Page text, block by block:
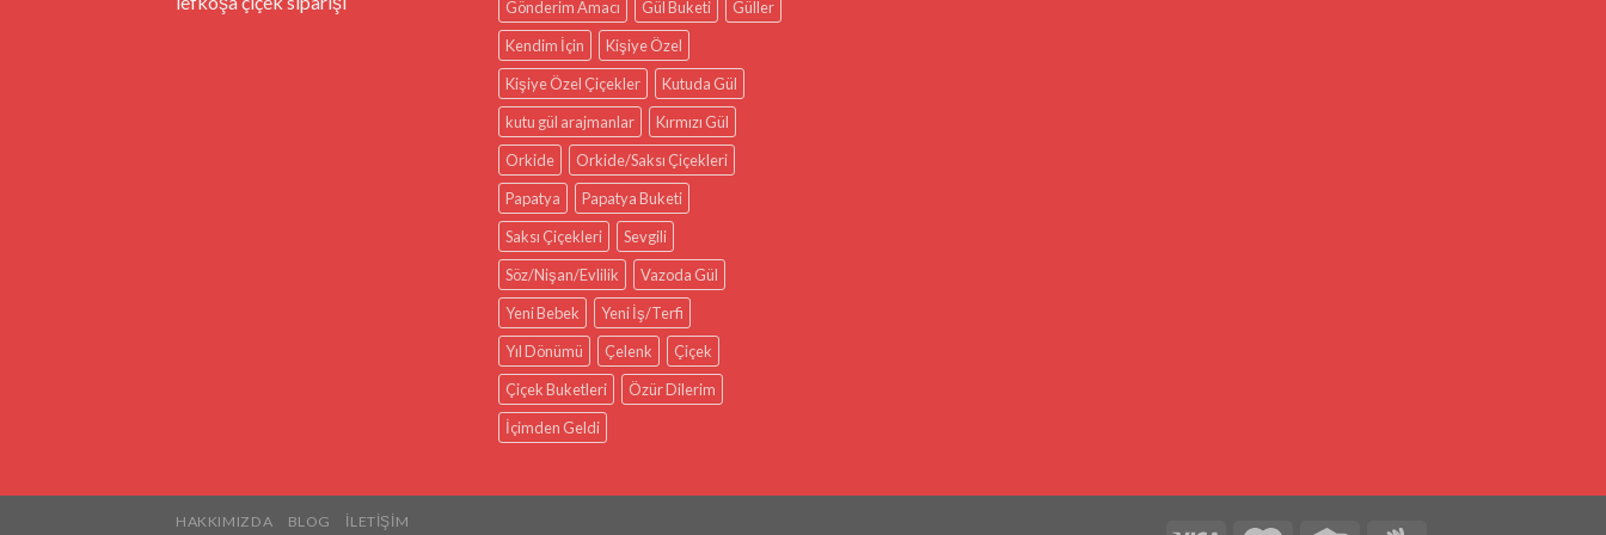
Gönderim Amacı
Gül Buketi
Güller
Kendim İçin
Kişiye Özel
Kişiye Özel Çiçekler
Kutuda Gül
kutu gül arajmanlar
Kırmızı Gül
Orkide
Orkide/Saksı Çiçekleri
Papatya
Papatya Buketi
Saksı Çiçekleri
Sevgili
Söz/Nişan/Evlilik
Vazoda Gül
Yeni Bebek
Yeni İş/Terfi
Yıl Dönümü
Çelenk
Çiçek
Çiçek Buketleri
Özür Dilerim
İçimden Geldi
HAKKIMIZDA BLOG İLETIŞIM